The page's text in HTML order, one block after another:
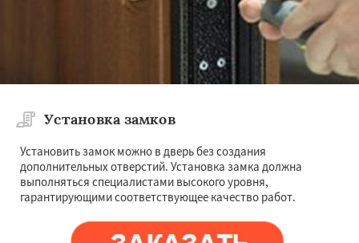
Установка замков
Установить замок можно в дверь без создания
дополнительных отверстий. Установка замка должна
выполняться специалистами высокого уровня,
гарантирующими соответствующее качество работ.